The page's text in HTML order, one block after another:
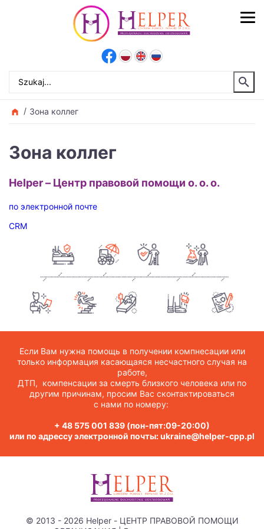
Зона коллег
Зона коллег
Helper – Центр правовой помощи о. o. o.
по электронной почте
CRM
Если Вам нужна помощь в получении компнесации или
только информация касающаяся несчастного случая на
работе,
ДТП, компенсации за смерть близкого человека или по
другим причинам, просим Вас сконтактироваться
с нами по номеру:
+ 48 575 001 839 (пон-пят:09-20:00)
или по адрессу электронной почты:ukraine@helper-cpp.pl
© 2013 - 2026 Helper - ЦЕНТР ПРАВОВОЙ ПОМОЩИ